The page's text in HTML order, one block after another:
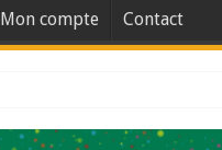
Mon compte Contact